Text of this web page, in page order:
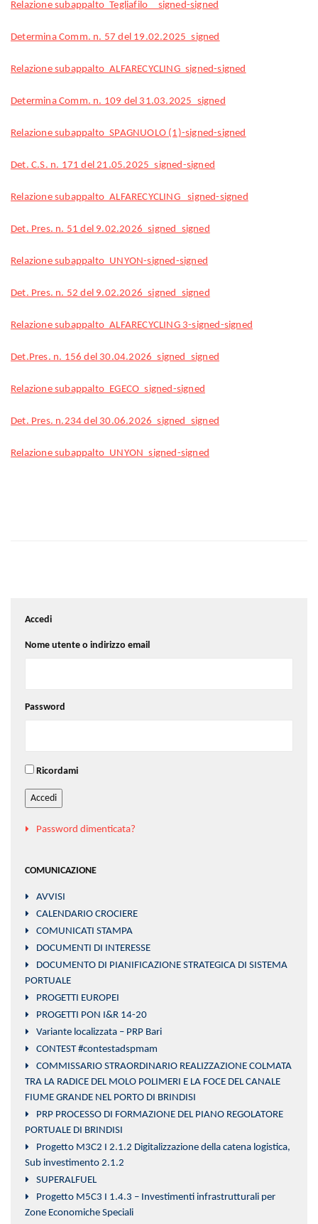
Relazione subappalto_Tegliafilo__signed-signed
Determina Comm. n. 57 del 19.02.2025_signed
Relazione subappalto_ALFARECYCLING_signed-signed
Determina Comm. n. 109 del 31.03.2025_signed
Relazione subappalto_SPAGNUOLO (1)-signed-signed
Det. C.S. n. 171 del 21.05.2025_signed-signed
Relazione subappalto_ALFARECYCLING _signed-signed
Det. Pres. n. 51 del 9.02.2026_signed_signed
Relazione subappalto_UNYON-signed-signed
Det. Pres. n. 52 del 9.02.2026_signed_signed
Relazione subappalto_ALFARECYCLING 3-signed-signed
Det.Pres. n. 156 del 30.04.2026_signed_signed
Relazione subappalto_EGECO_signed-signed
Det. Pres. n.234 del 30.06.2026_signed_signed
Relazione subappalto_UNYON_signed-signed
Accedi
Nome utente o indirizzo email
Password
Ricordami
Accedi
Password dimenticata?
COMUNICAZIONE
AVVISI
CALENDARIO CROCIERE
COMUNICATI STAMPA
DOCUMENTI DI INTERESSE
DOCUMENTO DI PIANIFICAZIONE STRATEGICA DI SISTEMA
PORTUALE
PROGETTI EUROPEI
PROGETTI PON I&R 14-20
Variante localizzata – PRP Bari
CONTEST #contestadspmam
COMMISSARIO STRAORDINARIO REALIZZAZIONE COLMATA
TRA LA RADICE DEL MOLO POLIMERI E LA FOCE DEL CANALE
FIUME GRANDE NEL PORTO DI BRINDISI
PRP PROCESSO DI FORMAZIONE DEL PIANO REGOLATORE
PORTUALE DI BRINDISI
Progetto M3C2 I 2.1.2 Digitalizzazione della catena logistica,
Sub investimento 2.1.2
SUPERALFUEL
Progetto M5C3 I 1.4.3 – Investimenti infrastrutturali per
Zone Economiche Speciali